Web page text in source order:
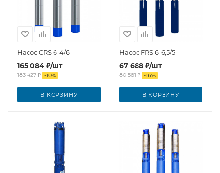
Насос CRS 6-4/6
165 084 ₽/шт
183 427₽ -10%
В КОРЗИНУ
Насос FRS 6-6,5/5
67 688₽/шт
80 581₽ -16%
В КОРЗИНУ